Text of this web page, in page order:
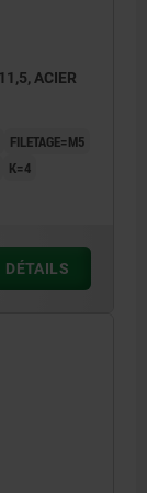
FILETAGE=M5
K=4
DÉTAILS